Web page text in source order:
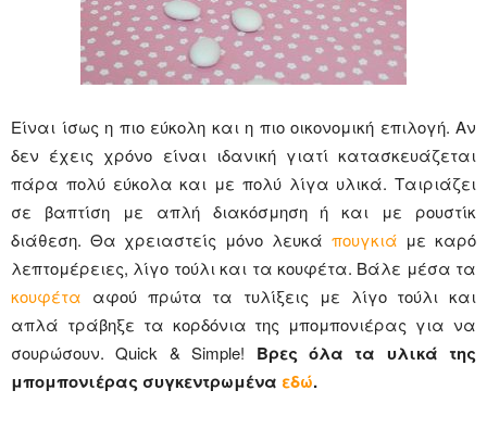
Είναι ίσως η πιο εύκολη και η πιο οικονομική επιλογή. Αν
δεν έχεις χρόνο είναι ιδανική γιατί κατασκευάζεται
πάρα πολύ εύκολα και με πολύ λίγα υλικά. Ταιριάζει
σε βαπτίση με απλή διακόσμηση ή και με ρουστίκ
διάθεση. Θα χρειαστείς μόνο λευκά πουγκιά με καρό
λεπτομέρειες, λίγο τούλι και τα κουφέτα. Βάλε μέσα τα
κουφέτα αφού πρώτα τα τυλίξεις με λίγο τούλι και
απλά τράβηξε τα κορδόνια της μπομπονιέρας για να
σουρώσουν. Quick & Simple! Βρες όλα τα υλικά της
μπομπονιέρας συγκεντρωμένα εδώ.